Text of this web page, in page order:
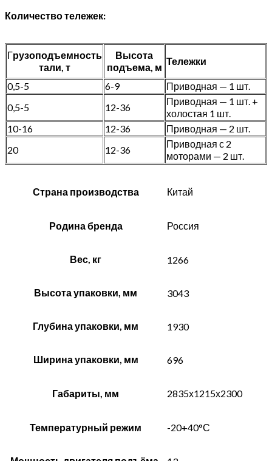
Количество тележек:
Грузоподъемность
тали, т
Высота
подъема, м
Тележки
0,5-5 6-9
Приводная — 1 шт.
0,5-5
12-36
Приводная — 1 шт. +
холостая 1 шт.
10-16
12-36
Приводная — 2 шт.
20
12-36
Приводная с 2
моторами — 2 шт.
Страна производства Китай
Родина бренда Россия
Вес, кг 1266
Высота упаковки, мм 3043
Глубина упаковки, мм 1930
Ширина упаковки, мм 696
Габариты, мм 2835х1215х2300
Температурный режим -20+40°С